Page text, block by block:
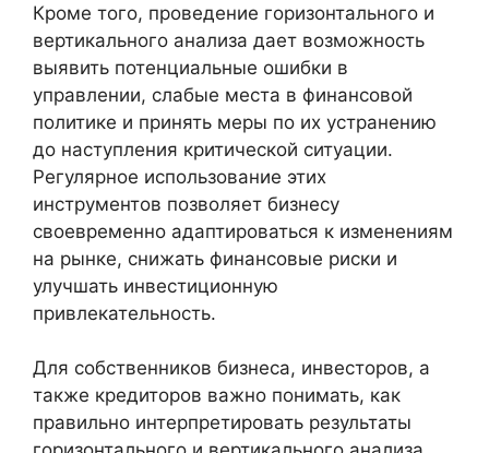
Кроме того, проведение горизонтального и
вертикального анализа дает возможность
выявить потенциальные ошибки в
управлении, слабые места в финансовой
политике и принять меры по их устранению
до наступления критической ситуации.
Регулярное использование этих
инструментов позволяет бизнесу
своевременно адаптироваться к изменениям
на рынке, снижать финансовые риски и
улучшать инвестиционную
привлекательность.
Для собственников бизнеса, инвесторов, а
также кредиторов важно понимать, как
правильно интерпретировать результаты